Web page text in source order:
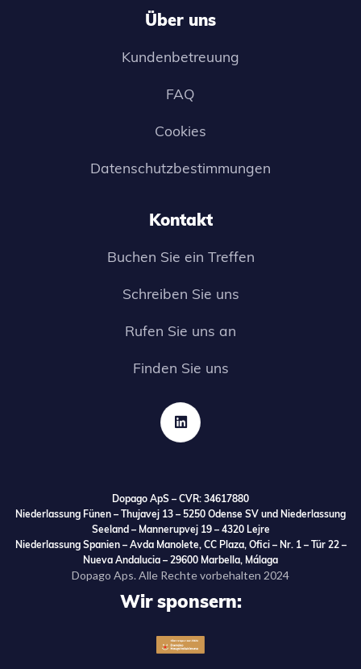
Über uns
Kundenbetreuung
FAQ
Cookies
Datenschutzbestimmungen
Kontakt
Buchen Sie ein Treffen
Schreiben Sie uns
Rufen Sie uns an
Finden Sie uns

Dopago ApS – CVR: 34617880
Niederlassung Fünen – Thujavej 13 – 5250 Odense SV und Niederlassung
Seeland – Mannerupvej 19 – 4320 Lejre
Niederlassung Spanien – Avda Manolete, CC Plaza, Ofici – Nr. 1 – Tür 22 –
Nueva Andalucia – 29600 Marbella, Málaga
Dopago Aps. Alle Rechte vorbehalten 2024
Wir sponsern: